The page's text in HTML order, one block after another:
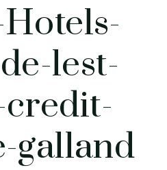
lest-
galland